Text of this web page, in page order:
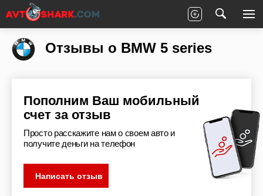
Главная Отзывы
Отзывы о BMW 5 series
Пополним Ваш мобильный
счет за отзыв
Просто расскажите нам о своем авто и
получите деньги на телефон
Написать отзыв